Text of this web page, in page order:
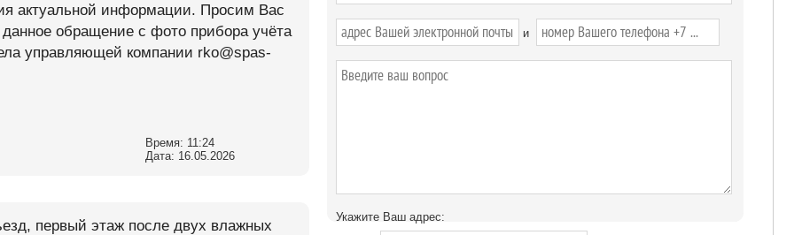
актуальной информации. Просим Вас
обращение с фото прибора учёта
управляющей компании rko@spas-
Время: 11:24
Дата: 16.05.2026
первый этаж после двух влажных
и
Укажите Ваш адрес: